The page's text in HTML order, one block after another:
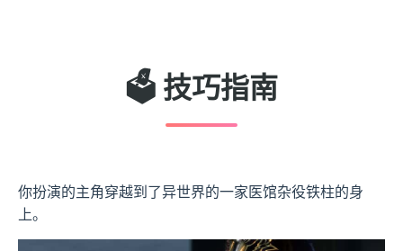
🗳️ 技巧指南
你扮演的主角穿越到了异世界的一家医馆杂役铁柱的身
上。